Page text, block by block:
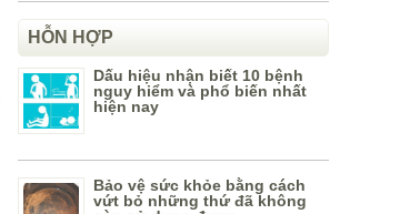
HỖN HỢP
Dấu hiệu nhận biết 10 bệnh
nguy hiểm và phổ biến nhất
hiện nay
Bảo vệ sức khỏe bằng cách
vứt bỏ những thứ đã không